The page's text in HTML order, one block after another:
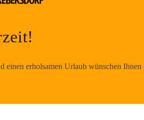
einen erholsamen Urlaub wünschen